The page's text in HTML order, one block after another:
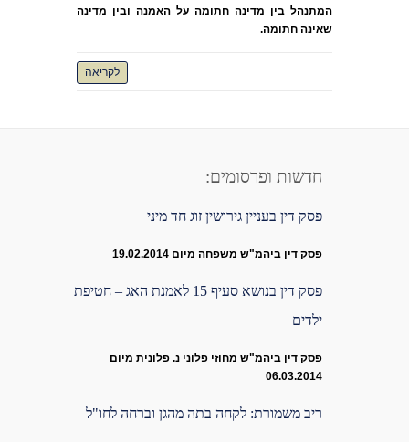
המתנהל בין מדינה חתומה על האמנה ובין מדינה
שאינה חתומה.
לקריאה
חדשות ופרסומים:
פסק דין בעניין גירושין זוג חד מיני
פסק דין ביהמ"ש משפחה מיום 19.02.2014
פסק דין בנושא סעיף 15 לאמנת האג – חטיפת
ילדים
פסק דין ביהמ"ש מחוזי פלוני נ. פלונית מיום
06.03.2014
ריב משמורת: לקחה בתה מהגן וברחה לחו"ל